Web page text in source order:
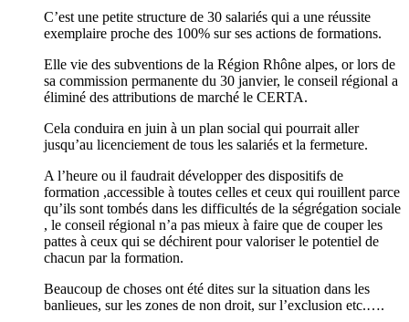
C’est une petite structure de 30 salariés qui a une réussite
exemplaire proche des 100% sur ses actions de formations.
Elle vie des subventions de la Région Rhône alpes, or lors de
sa commission permanente du 30 janvier, le conseil régional a
éliminé des attributions de marché le CERTA.
Cela conduira en juin à un plan social qui pourrait aller
jusqu’au licenciement de tous les salariés et la fermeture.
A l’heure ou il faudrait développer des dispositifs de
formation ,accessible à toutes celles et ceux qui rouillent parce
qu’ils sont tombés dans les difficultés de la ségrégation sociale
, le conseil régional n’a pas mieux à faire que de couper les
pattes à ceux qui se déchirent pour valoriser le potentiel de
chacun par la formation.
Beaucoup de choses ont été dites sur la situation dans les
banlieues, sur les zones de non droit, sur l’exclusion etc.….